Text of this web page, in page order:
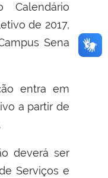
Calendário
de 2017,
Sena
entra em
a partir de
deverá ser
Serviços e